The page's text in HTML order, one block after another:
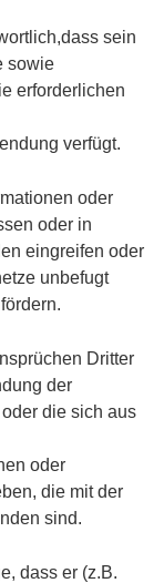
sein
sowie
erforderlichen
verfügt.
oder
oder in
eingreifen oder
unbefugt
Dritter
der
die sich aus
oder
die mit der
sind.
dass er (z.B.